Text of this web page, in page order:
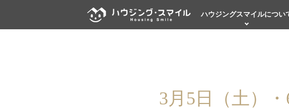
ハウジングスマイルについ
3月5日（土）